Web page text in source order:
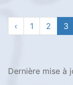
‹ 1 2 3
Dernière mise à